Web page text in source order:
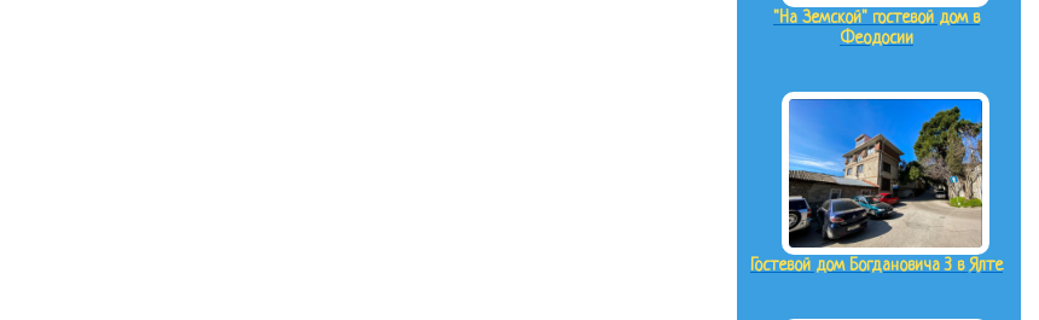
"На Земской" гостевой дом в
Феодосии
Гостевой дом Богдановича 3 в Ялте